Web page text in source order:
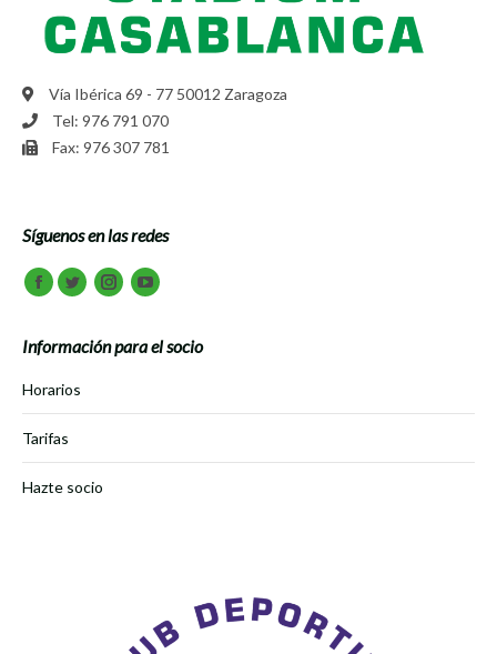
Vía Ibérica 69 - 77 50012 Zaragoza
Tel: 976 791 070
Fax: 976 307 781
Síguenos en las redes
Encuéntranos en:
Facebook
TwitterInstagramYoutube
Información para el socio
Horarios
Tarifas
Hazte socio